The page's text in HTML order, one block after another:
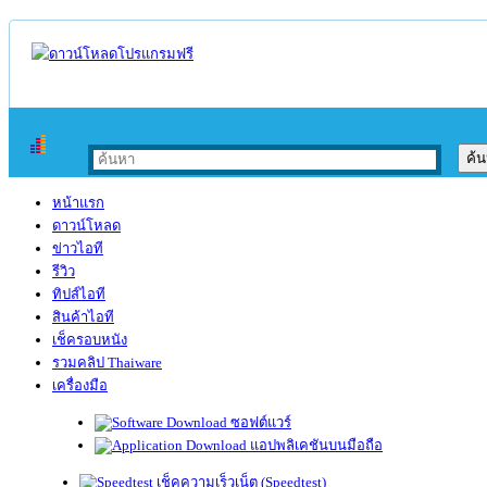
หน้าแรก
ดาวน์โหลด
ข่าวไอที
รีวิว
ทิปส์ไอที
สินค้าไอที
เช็ครอบหนัง
รวมคลิป Thaiware
เครื่องมือ
ซอฟต์แวร์
แอปพลิเคชันบนมือถือ
เช็คความเร็วเน็ต (Speedtest)